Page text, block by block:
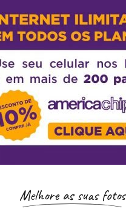
Melhore as suas fotos